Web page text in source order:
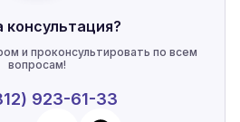
консультация?
и проконсультировать по всем
вопросам!
923-61-33